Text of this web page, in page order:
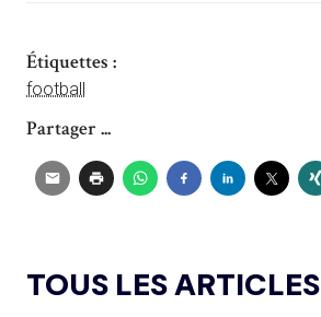
Étiquettes :
football
Partager ...
TOUS LES ARTICLES